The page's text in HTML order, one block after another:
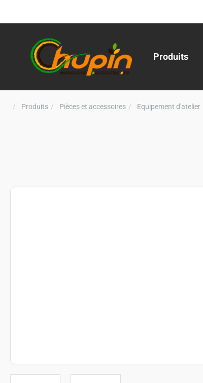
Produits
Produits Pièces et accessoires Equipement d'atelier